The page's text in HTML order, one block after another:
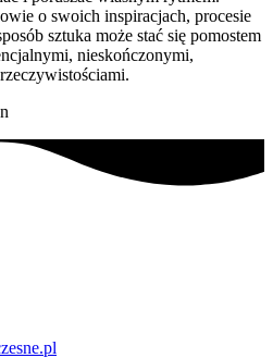
o swoich inspiracjach, procesie
sztuka może stać się pomostem
nieskończonymi,